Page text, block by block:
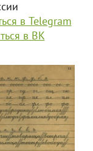
в Telegram
в ВК